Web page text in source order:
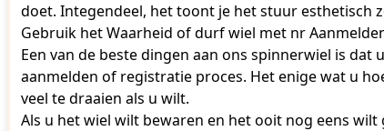
doet. Integendeel, het toont je het stuur esthetisch
Gebruik het Waarheid of durf wiel met nr
Een van de beste dingen aan ons spinnerwiel is
aanmelden of registratie proces. Het enige wat u
veel te draaien als u wilt.
Als u het wiel wilt bewaren en het ooit nog eens